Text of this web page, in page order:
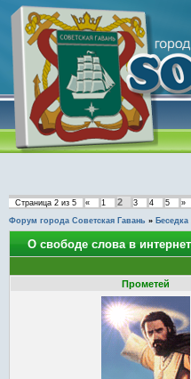
Страница 2 из 5 « 1 2 3 4 5
»
Форум города Советская Гавань » Беседка
О свободе слова в
Прометей